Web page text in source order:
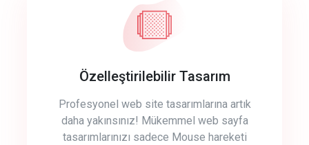
Özelleştirilebilir Tasarım
Profesyonel web site tasarımlarına artık
daha yakınsınız! Mükemmel web sayfa
tasarımlarınızı sadece Mouse hareketi